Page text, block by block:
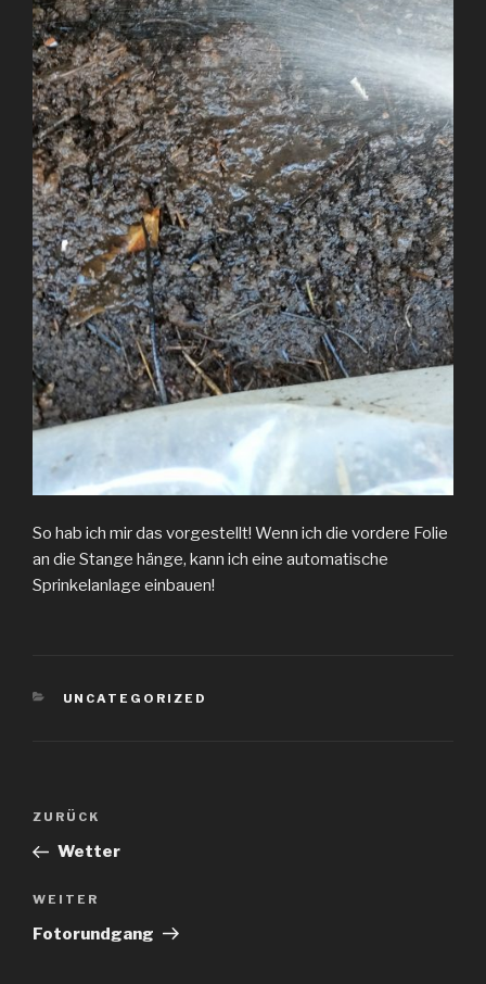
So hab ich mir das vorgestellt! Wenn ich die vordere Folie
an die Stange hänge, kann ich eine automatische
Sprinkelanlage einbauen!
KATEGORIEN
UNCATEGORIZED
Beitragsnavigation
Vorheriger
Beitrag
ZURÜCK
Wetter
Nächster
Beitrag
WEITER
Fotorundgang